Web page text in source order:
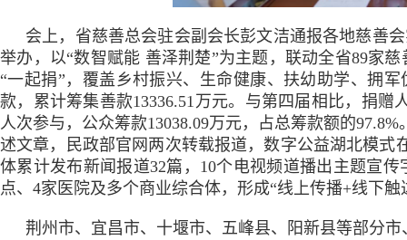
会上，省慈善总会驻会副会长彭文洁通报各地慈善
举办，以“数智赋能 善泽荆楚”为主题，联动全省89家
“一起捐”，覆盖乡村振兴、生命健康、扶幼助学、拥
款，累计筹集善款13336.51万元。与第四届相比，捐
人次参与，公众筹款13038.09万元，占总筹款额的
述文章，民政部官网两次转载报道，数字公益湖北模
体累计发布新闻报道32篇，10个电视频道播出主题宣
点、4家医院及多个商业综合体，形成“线上传播+线下触
荆州市、宜昌市、十堰市、五峰县、阳新县等部分